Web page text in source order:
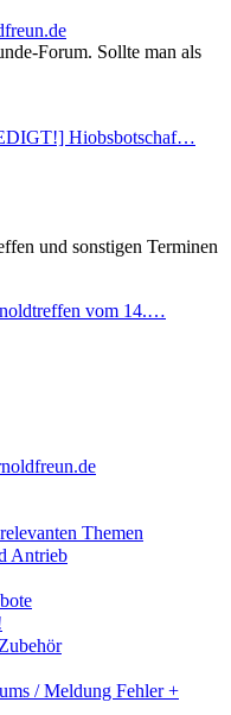
Forum. Sollte man als
Hiobsbotschaf…
und sonstigen Terminen
vom 14.…
Themen
Antrieb
/ Meldung Fehler +